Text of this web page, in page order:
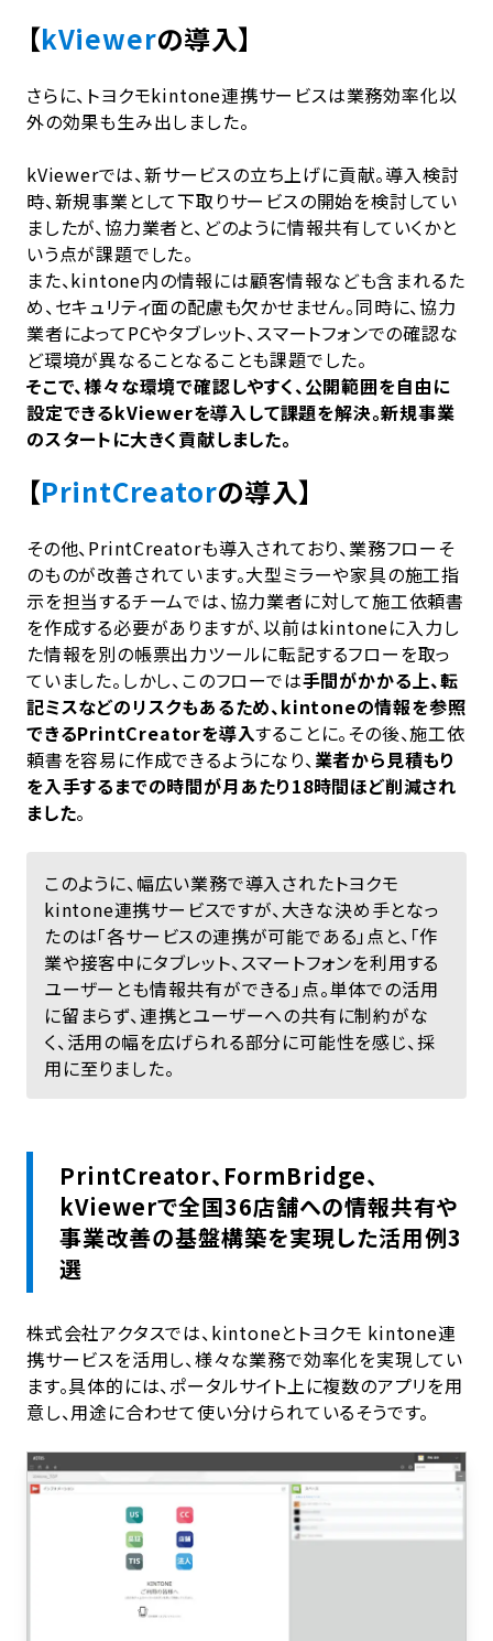
【kViewerの導入】
さらに、トヨクモkintone連携サービスは業務効率化以
外の効果も生み出しました。
kViewerでは、新サービスの立ち上げに貢献。導入検討
時、新規事業として下取りサービスの開始を検討してい
ましたが、協力業者と、どのように情報共有していくかと
いう点が課題でした。
また、kintone内の情報には顧客情報なども含まれるた
め、セキュリティ面の配慮も欠かせません。同時に、協力
業者によってPCやタブレット、スマートフォンでの確認な
ど環境が異なることなることも課題でした。
そこで、様々な環境で確認しやすく、公開範囲を自由に
設定できるkViewerを導入して課題を解決。新規事業
のスタートに大きく貢献しました。
【PrintCreatorの導入】
その他、PrintCreatorも導入されており、業務フローそ
のものが改善されています。大型ミラーや家具の施工指
示を担当するチームでは、協力業者に対して施工依頼書
を作成する必要がありますが、以前はkintoneに入力し
た情報を別の帳票出力ツールに転記するフローを取っ
ていました。しかし、このフローでは手間がかかる上、転
記ミスなどのリスクもあるため、kintoneの情報を参照
できるPrintCreatorを導入することに。その後、施工依
頼書を容易に作成できるようになり、 業者から見積もり
を入手するまでの時間が月あたり18時間ほど削減され
ました。
このように、幅広い業務で導入されたトヨクモ
kintone連携サービスですが、大きな決め手となっ
たのは「各サービスの連携が可能である」点と、「作
業や接客中にタブレット、スマートフォンを利用する
ユーザーとも情報共有ができる」点。単体での活用
に留まらず、連携とユーザーへの共有に制約がな
く、活用の幅を広げられる部分に可能性を感じ、採
用に至りました。
PrintCreator、FormBridge、
kViewerで全国36店舗への情報共有や
事業改善の基盤構築を実現した活用例3
選
株式会社アクタスでは、kintoneとトヨクモ kintone連
携サービスを活用し、様々な業務で効率化を実現してい
ます。具体的には、ポータルサイト上に複数のアプリを用
意し、用途に合わせて使い分けられているそうです。